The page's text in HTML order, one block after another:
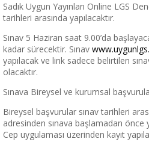
Sadık Uygun Yayınları Online LGS
tarihleri arasında yapılacaktır.
Sınav 5 Haziran saat 9.00’da
kadar sürecektir. Sınav
yapılacak ve link sadece belirtilen
olacaktır.
Sınava Bireysel ve kurumsal
Bireysel başvurular sınav tarihleri
adresinden sınava başlamadan önce
Cep uygulaması üzerinden kayıt